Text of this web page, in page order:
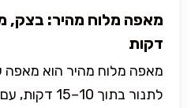
דקות
מאפה מלוח מהיר הוא מאפה
לתנור בתוך